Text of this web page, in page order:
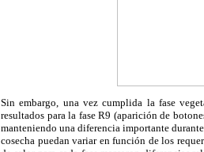
Sin embargo, una vez cumplida la fase
resultados para la fase R9 (aparición de
manteniendo una diferencia importante
cosecha puedan variar en función de los